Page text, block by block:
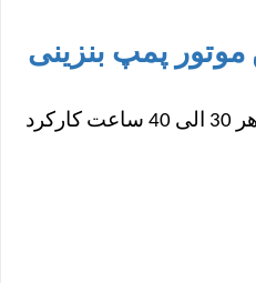
پمپ بنزینی
در موتور آب بنزینی بعد از هر 30 الی 40 ساعت کارکرد